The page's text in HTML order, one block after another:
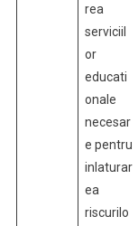
rea
serviciil
or
educati
onale
necesar
e pentru
inlaturar
ea
riscurilo